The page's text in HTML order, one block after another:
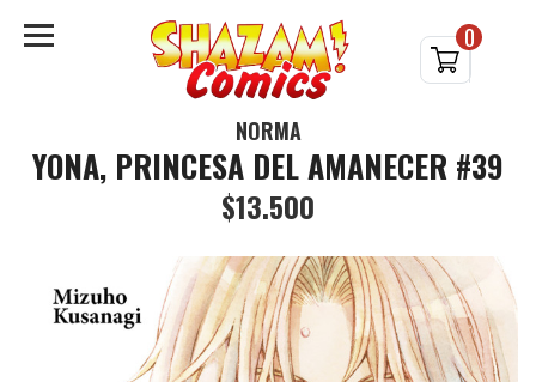
0
NORMA
YONA, PRINCESA DEL AMANECER #39
$13.500